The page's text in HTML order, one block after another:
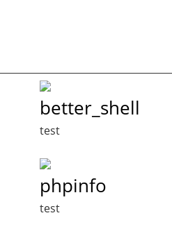
better_shell
test
phpinfo
test